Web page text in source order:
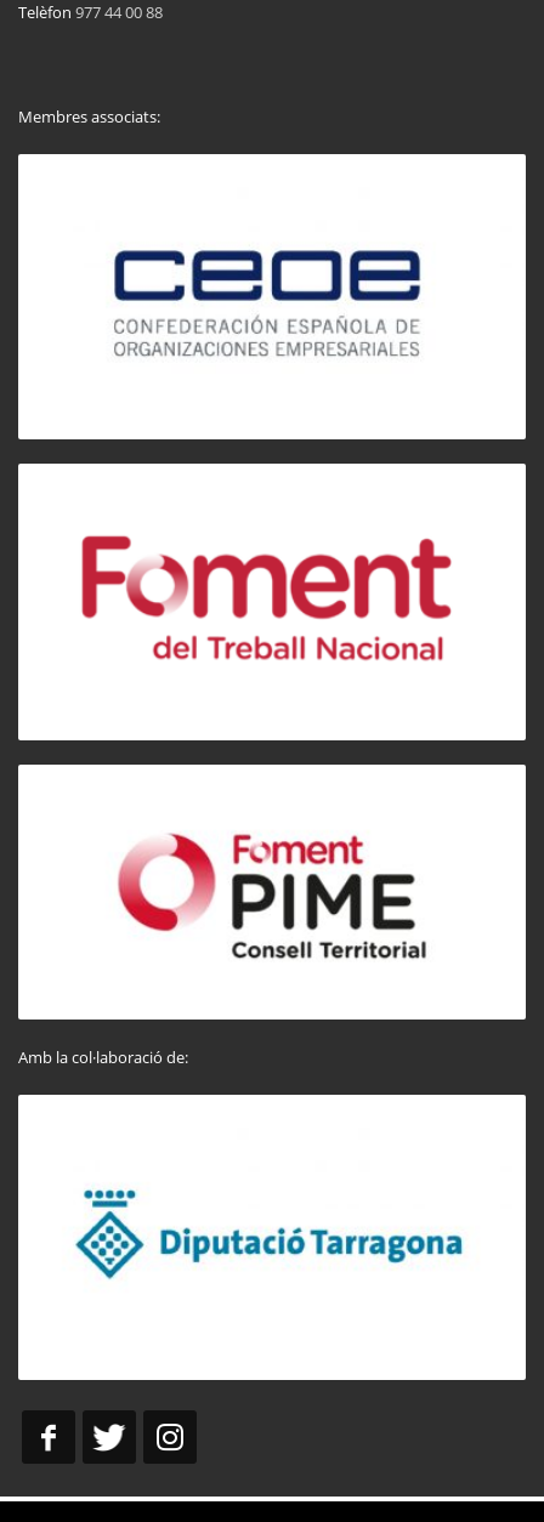
Telèfon 977 44 00 88
Membres associats:
Amb la col·laboració de: